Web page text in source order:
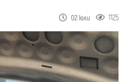
02 юли 1125